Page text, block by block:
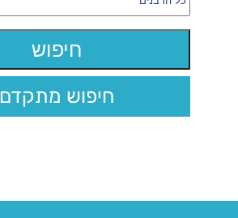
חיפוש מתקדם